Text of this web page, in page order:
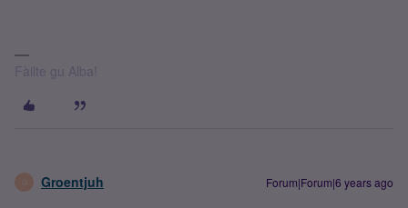
Fàilte gu Alba!
G Groentjuh Forum|Forum|6 years ago